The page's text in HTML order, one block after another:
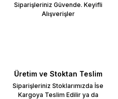
Siparişleriniz Güvende. Keyifli
Alışverişler
Üretim ve Stoktan Teslim
Siparişleriniz Stoklarımızda İse
Kargoya Teslim Edilir ya da